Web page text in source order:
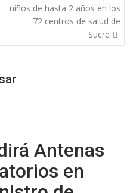
niños de hasta 2 años en los
72 centros de salud de
Sucre
Antenas
en